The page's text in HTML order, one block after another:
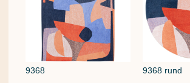
9368 9368 rund